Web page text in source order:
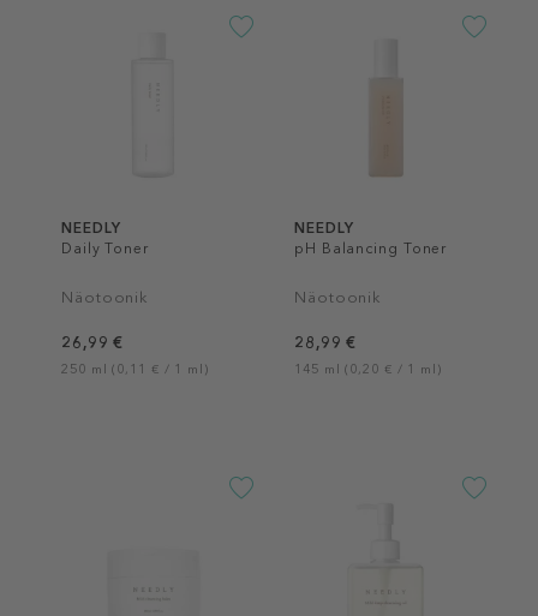
NEEDLY
Daily Toner
Näotoonik
26,99 €
250 ml (0,11 € / 1 ml)
NEEDLY
pH Balancing Toner
Näotoonik
28,99 €
145 ml (0,20 € / 1 ml)